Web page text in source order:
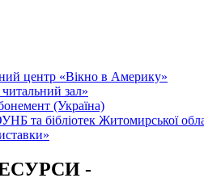
центр «Вікно в Америку»
зал»
(Україна)
та бібліотек Житомирської
-